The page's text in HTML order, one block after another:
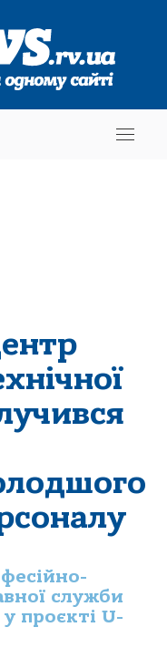
служби
проєкті U-